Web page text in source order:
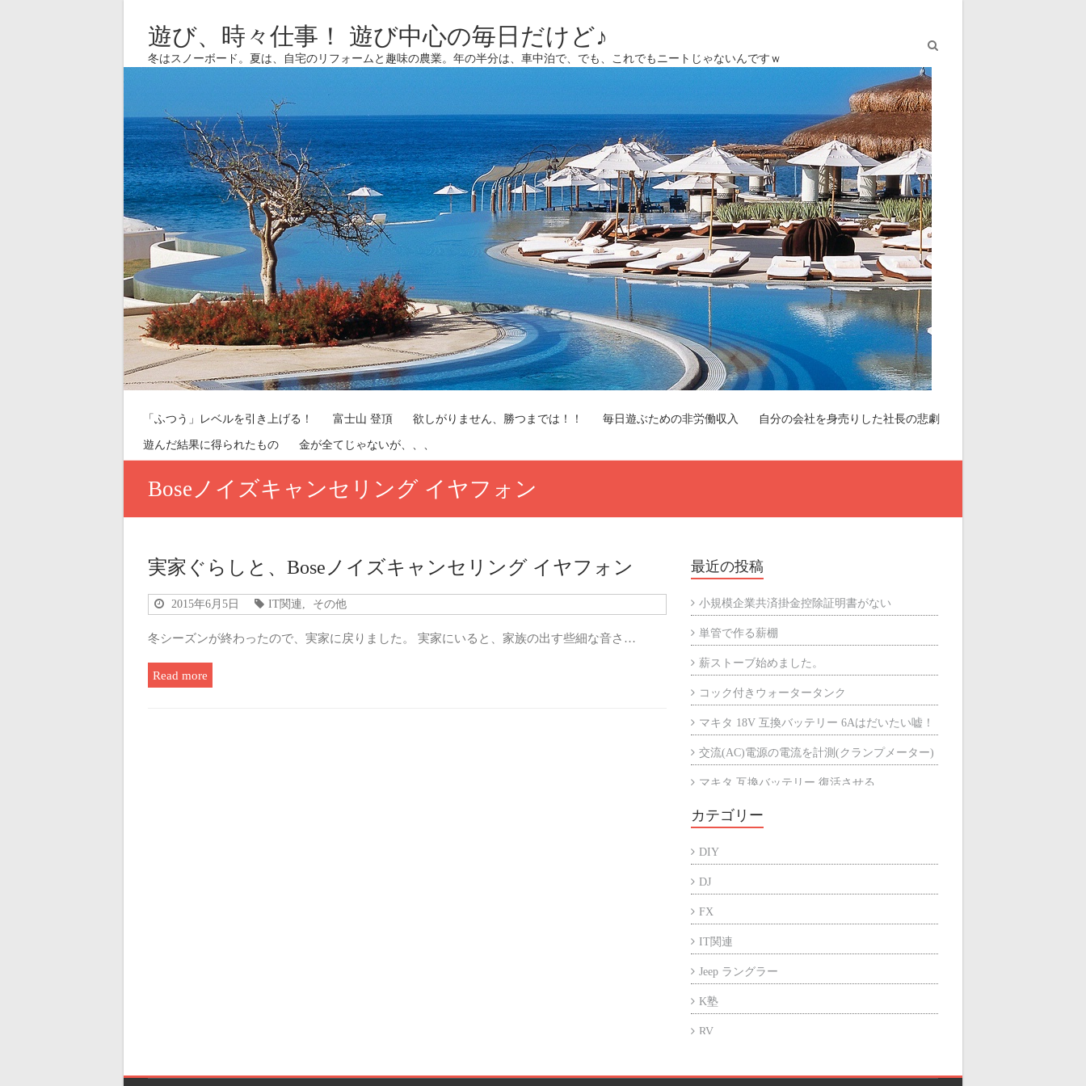
遊び、時々仕事！ 遊び中心の毎日だけど♪
冬はスノーボード。夏は、自宅のリフォームと趣味の農業。年の半分は、車中泊で、でも、これでもニートじゃないんですｗ
「ふつう」レベルを引き上げる！ 富士山 登頂 欲しがりません、勝つまでは！！ 毎日遊ぶための非労働収入 自分の会社を身売りした社長の悲劇
遊んだ結果に得られたもの 金が全てじゃないが、、、
Boseノイズキャンセリング イヤフォン
実家ぐらしと、Boseノイズキャンセリング イヤフォン
2015年6月5日 IT関連 その他
冬シーズンが終わったので、実家に戻りました。 実家にいると、家族の出す些細な音さ…
Read more
最近の投稿
小規模企業共済掛金控除証明書がない
単管で作る薪棚
薪ストーブ始めました。
コック付きウォータータンク
マキタ 18V 互換バッテリー 6Aはだいたい嘘！
交流(AC)電源の電流を計測(クランプメーター)
マキタ 互換バッテリー 復活させる
マキタ 互換バッテリーが充電できない
カテゴリー
DIY
DJ
FX
IT関連
Jeep ラングラー
K塾
RV